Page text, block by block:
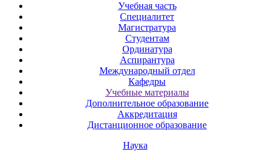
Учебная часть
Специалитет
Магистратура
Студентам
Ординатура
Аспирантура
Международный отдел
Кафедры
Учебные материалы
Дополнительное образование
Аккредитация
Дистанционное образование
Наука